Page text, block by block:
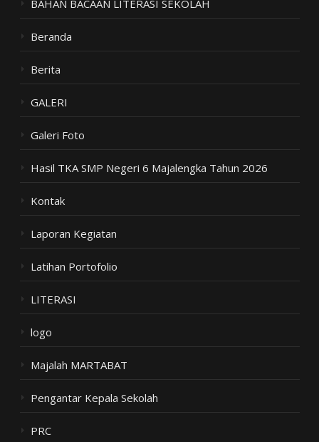
BAHAN BACAAN LITERASI SEKOLAH
Beranda
Berita
GALERI
Galeri Foto
Hasil TKA SMP Negeri 6 Majalengka Tahun 2026
Kontak
Laporan Kegiatan
Latihan Portofolio
LITERASI
logo
Majalah MARTABAT
Pengantar Kepala Sekolah
PRC